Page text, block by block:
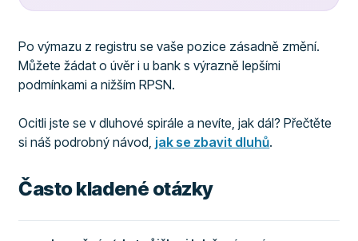
Po výmazu z registru se vaše pozice zásadně změní.
Můžete žádat o úvěr i u bank s výrazně lepšími
podmínkami a nižším RPSN.
Ocitli jste se v dluhové spirále a nevíte, jak dál? Přečtěte
si náš podrobný návod, jak se zbavit dluhů.
Často kladené otázky